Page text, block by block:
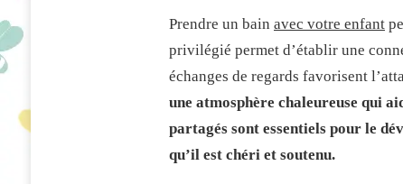
Prendre un bain avec votre enfant
privilégié permet d’établir une
échanges de regards favorisent
une atmosphère chaleureuse qui
partagés sont essentiels pour le
qu’il est chéri et soutenu.